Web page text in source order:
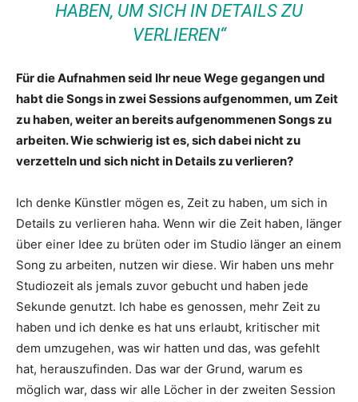
HABEN, UM SICH IN DETAILS ZU
VERLIEREN“
Für die Aufnahmen seid Ihr neue Wege gegangen und
habt die Songs in zwei Sessions aufgenommen, um Zeit
zu haben, weiter an bereits aufgenommenen Songs zu
arbeiten. Wie schwierig ist es, sich dabei nicht zu
verzetteln und sich nicht in Details zu verlieren?
Ich denke Künstler mögen es, Zeit zu haben, um sich in
Details zu verlieren haha. Wenn wir die Zeit haben, länger
über einer Idee zu brüten oder im Studio länger an einem
Song zu arbeiten, nutzen wir diese. Wir haben uns mehr
Studiozeit als jemals zuvor gebucht und haben jede
Sekunde genutzt. Ich habe es genossen, mehr Zeit zu
haben und ich denke es hat uns erlaubt, kritischer mit
dem umzugehen, was wir hatten und das, was gefehlt
hat, herauszufinden. Das war der Grund, warum es
möglich war, dass wir alle Löcher in der zweiten Session